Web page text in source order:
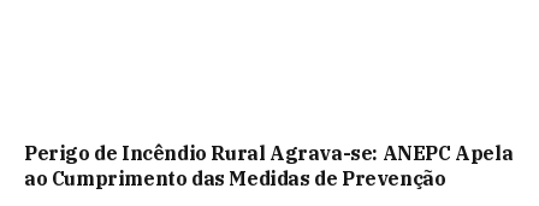
Perigo de Incêndio Rural Agrava-se: ANEPC Apela
ao Cumprimento das Medidas de Prevenção